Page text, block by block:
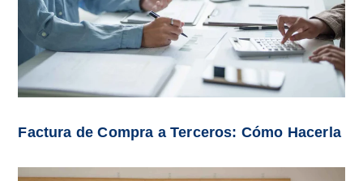
Factura de Compra a Terceros: Cómo Hacerla